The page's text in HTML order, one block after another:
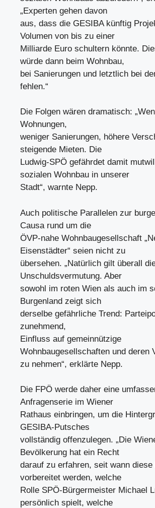
„Experten gehen davon
aus, dass die GESIBA künftig
Volumen von bis zu einer
Milliarde Euro schultern könnte.
würde dann beim Wohnbau,
bei Sanierungen und letztlich bei
fehlen.“
Die Folgen wären dramatisch:
Wohnungen,
weniger Sanierungen, höhere
steigende Mieten. Die
Ludwig-SPÖ gefährdet damit
sozialen Wohnbau in unserer
Stadt“, warnte Nepp.
Auch politische Parallelen zur
Causa rund um die
ÖVP-nahe Wohnbaugesellschaft
Eisenstädter“ seien nicht zu
übersehen. „Natürlich gilt überall
Unschuldsvermutung. Aber
sowohl im roten Wien als auch im
Burgenland zeigt sich
derselbe gefährliche Trend:
zunehmend,
Einfluss auf gemeinnützige
Wohnbaugesellschaften und deren
zu nehmen“, erklärte Nepp.
Die FPÖ werde daher eine
Anfragenserie im Wiener
Rathaus einbringen, um die
GESIBA-Putsches
vollständig offenzulegen. „Die
Bevölkerung hat ein Recht
darauf zu erfahren, seit wann diese
vorbereitet werden, welche
Rolle SPÖ-Bürgermeister Michael
persönlich spielt, welche